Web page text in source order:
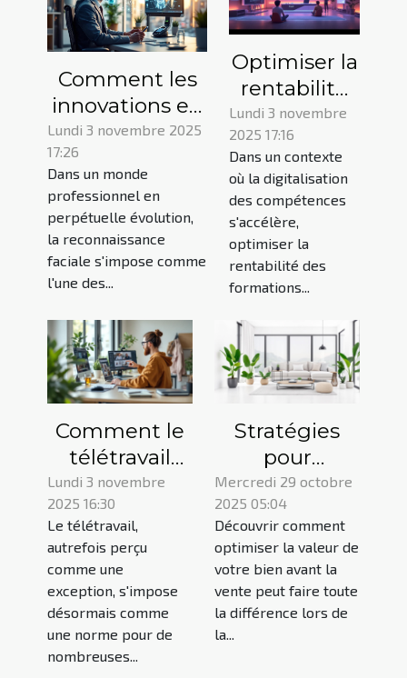
Comment les
innovations en
reconnaissance
transforment-
elles le marché
du travail ?
Lundi 3 novembre 2025
17:26
Dans un monde
professionnel en
perpétuelle évolution,
la reconnaissance
faciale s'impose comme
l'une des...
Optimiser la
rentabilité
des
formations
en ligne
pour
entreprises
Lundi 3 novembre
2025 17:16
Dans un contexte
où la digitalisation
des compétences
s'accélère,
optimiser la
rentabilité des
formations...
Comment le
télétravail
transforme-t-
il les
pratiques
managériales
?
Lundi 3 novembre
2025 16:30
Le télétravail,
autrefois perçu
comme une
exception, s'impose
désormais comme
une norme pour de
nombreuses...
Stratégies
pour
augmenter la
valeur de
votre bien
avant la vente
Mercredi 29 octobre
2025 05:04
Découvrir comment
optimiser la valeur de
votre bien avant la
vente peut faire toute
la différence lors de
la...